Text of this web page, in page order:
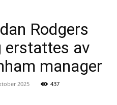
Rodgers
erstattes av
manager
2025 437